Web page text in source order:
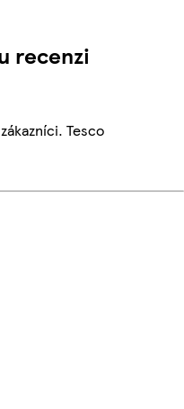
recenzi
Tesco